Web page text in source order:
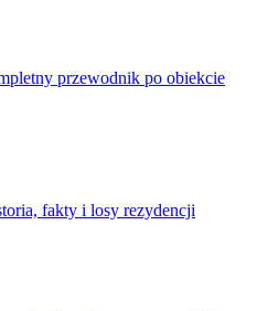
przewodnik po obiekcie
fakty i losy rezydencji